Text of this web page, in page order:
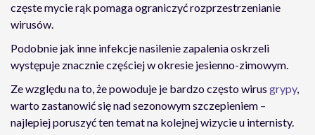
częste mycie rąk pomaga ograniczyć rozprzestrzenianie
wirusów.
Podobnie jak inne infekcje nasilenie zapalenia oskrzeli
występuje znacznie częściej w okresie jesienno-zimowym.
Ze względu na to, że powoduje je bardzo często wirus grypy,
warto zastanowić się nad sezonowym szczepieniem –
najlepiej poruszyć ten temat na kolejnej wizycie u internisty.